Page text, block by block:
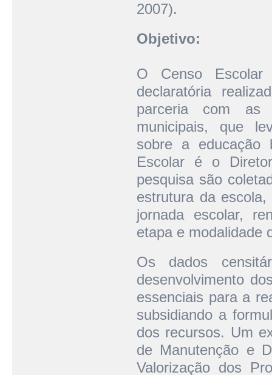
2007).
Objetivo:
O Censo
declaratória
parceria com as
municipais, que
sobre a educação
Escolar é o
pesquisa são
estrutura da
jornada escolar,
etapa e modalidade
Os dados
desenvolvimento
essenciais para a
subsidiando a
dos recursos. Um
de Manutenção e
Valorização dos